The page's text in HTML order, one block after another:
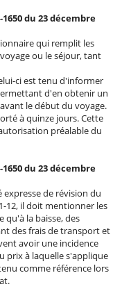
du 23 décembre
qui remplit les
ou le séjour, tant
ci est tenu d'informer
d'en obtenir un
le début du voyage.
à quinze jours. Cette
préalable du
du 23 décembre
de révision du
12, il doit mentionner les
qu'à la baisse, des
des frais de transport et
avoir une incidence
prix à laquelle s'applique
comme référence lors